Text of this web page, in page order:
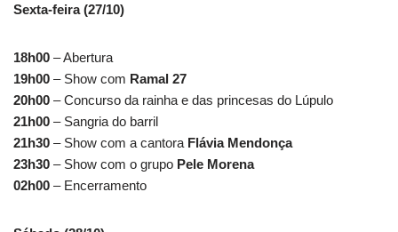
Sexta-feira (27/10)
18h00 – Abertura
19h00 – Show com Ramal 27
20h00 – Concurso da rainha e das princesas do Lúpulo
21h00 – Sangria do barril
21h30 – Show com a cantora Flávia Mendonça
23h30 – Show com o grupo Pele Morena
02h00 – Encerramento